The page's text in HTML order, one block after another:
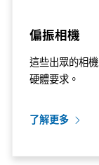
偏振相機
這些出眾的相
硬體要求。
了解更多